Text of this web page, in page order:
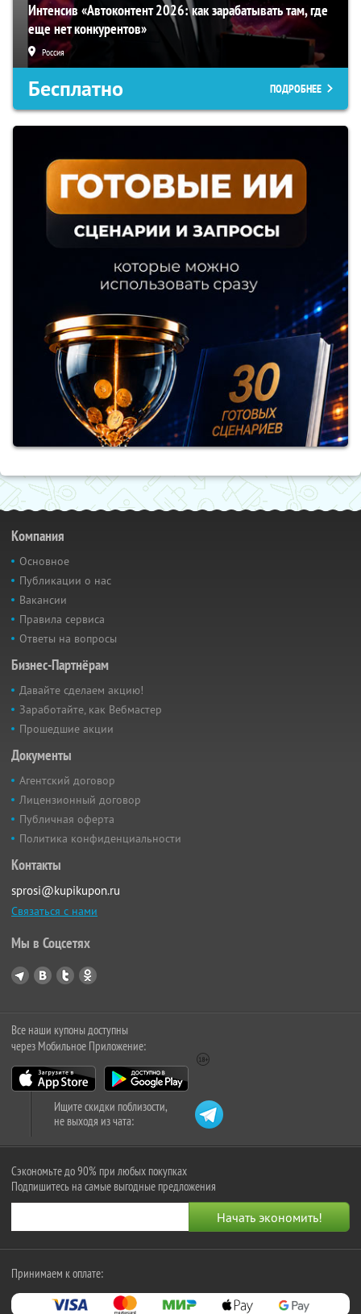
Интенсив «Автоконтент 2026: как зарабатывать там, где
еще нет конкурентов»
Россия
Бесплатно ПОДРОБНЕЕ
Компания
Основное
Публикации о нас
Вакансии
Правила сервиса
Ответы на вопросы
Бизнес-Партнёрам
Давайте сделаем акцию!
Заработайте, как Вебмастер
Прошедшие акции
Документы
Агентский договор
Лицензионный договор
Публичная оферта
Политика конфиденциальности
Контакты
sprosi@kupikupon.ru
Связаться с нами
Мы в Соцсетях
Все наши купоны доступны
через Мобильное Приложение:
Ищите скидки поблизости,
не выходя из чата:
Сэкономьте до 90% при любых покупках
Подпишитесь на самые выгодные предложения
Принимаем к оплате: